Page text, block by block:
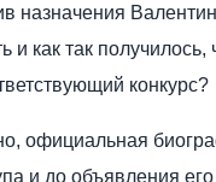
назначения
и как так получилось,
конкурс?
официальная
и до объявления